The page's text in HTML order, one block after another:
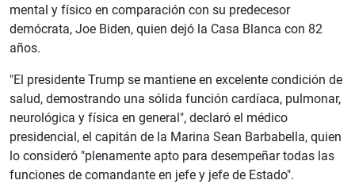
mental y físico en comparación con su predecesor
demócrata, Joe Biden, quien dejó la Casa Blanca con 82
años.
"El presidente Trump se mantiene en excelente condición de
salud, demostrando una sólida función cardíaca, pulmonar,
neurológica y física en general", declaró el médico
presidencial, el capitán de la Marina Sean Barbabella, quien
lo consideró "plenamente apto para desempeñar todas las
funciones de comandante en jefe y jefe de Estado".